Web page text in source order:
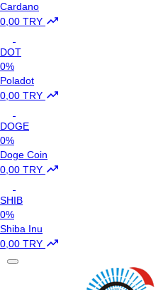
Cardano
0,00 TRY
DOT
0%
Poladot
0,00 TRY
DOGE
0%
Doge Coin
0,00 TRY
SHIB
0%
Shiba Inu
0,00 TRY